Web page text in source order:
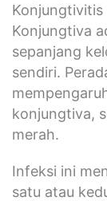
Konjungtiva
sepanjang
sendiri.
konjungtiva,
merah.
Infeksi ini
satu atau